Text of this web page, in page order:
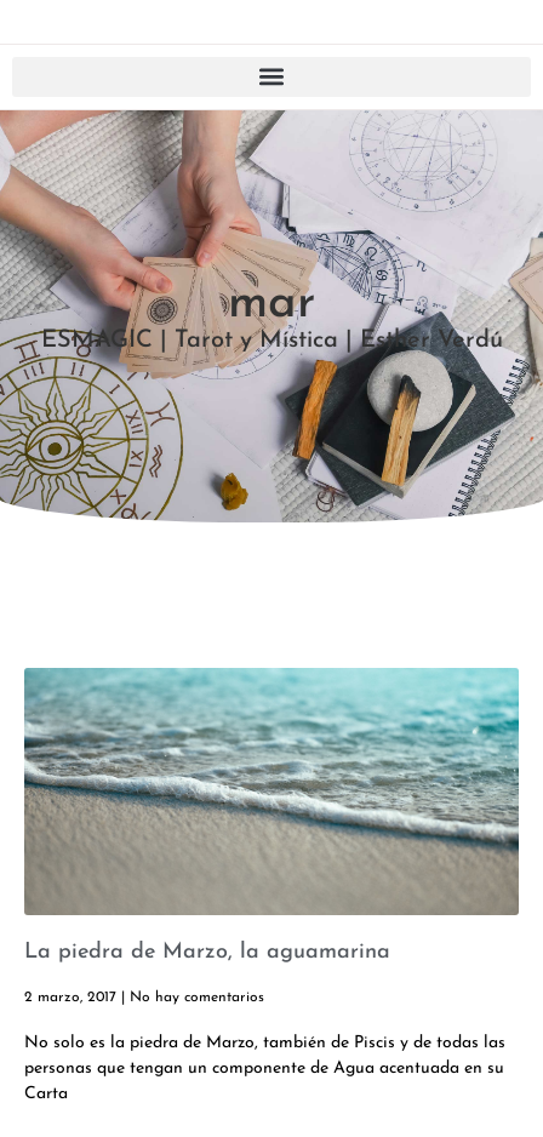
mar
ESMAGIC | Tarot y Mística | Esther Verdú
La piedra de Marzo, la aguamarina
2 marzo, 2017 No hay comentarios
No solo es la piedra de Marzo, también de Piscis y de todas las
personas que tengan un componente de Agua acentuada en su
Carta